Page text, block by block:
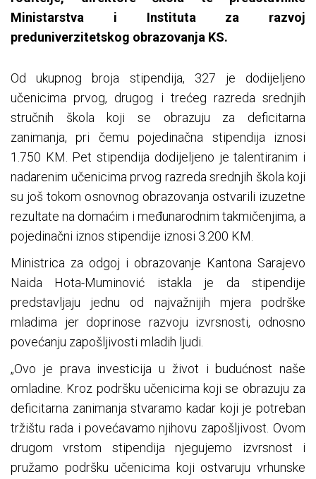
Ministarstva i Instituta za razvoj
preduniverzitetskog obrazovanja KS.
Od ukupnog broja stipendija, 327 je dodijeljeno
učenicima prvog, drugog i trećeg razreda srednjih
stručnih škola koji se obrazuju za deficitarna
zanimanja, pri čemu pojedinačna stipendija iznosi
1.750 KM. Pet stipendija dodijeljeno je talentiranim i
nadarenim učenicima prvog razreda srednjih škola koji
su još tokom osnovnog obrazovanja ostvarili izuzetne
rezultate na domaćim i međunarodnim takmičenjima, a
pojedinačni iznos stipendije iznosi 3.200 KM.
Ministrica za odgoj i obrazovanje Kantona Sarajevo
Naida Hota-Muminović istakla je da stipendije
predstavljaju jednu od najvažnijih mjera podrške
mladima jer doprinose razvoju izvrsnosti, odnosno
povećanju zapošljivosti mladih ljudi.
„Ovo je prava investicija u život i budućnost naše
omladine. Kroz podršku učenicima koji se obrazuju za
deficitarna zanimanja stvaramo kadar koji je potreban
tržištu rada i povećavamo njihovu zapošljivost. Ovom
drugom vrstom stipendija njegujemo izvrsnost i
pružamo podršku učenicima koji ostvaruju vrhunske